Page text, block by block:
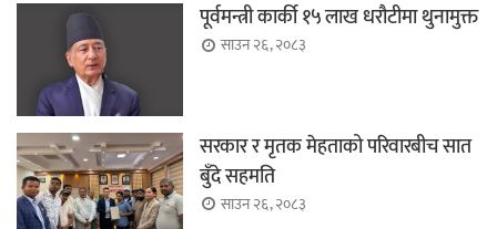
पूर्वमन्त्री कार्की १५ लाख धरौटीमा थुनामुक्त
साउन २६, २०८३
सरकार र मृतक मेहताको परिवारबीच सात
बुँदे सहमति
साउन २६, २०८३